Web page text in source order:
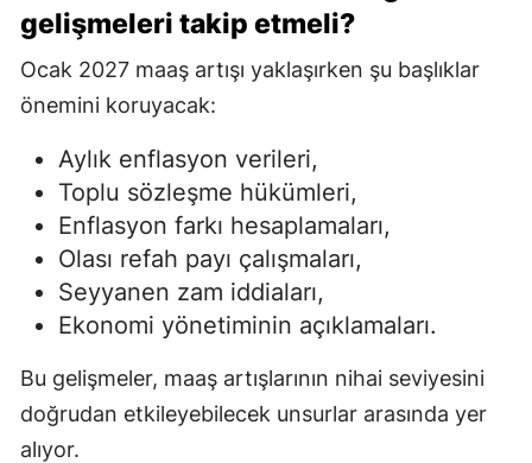
gelişmeleri takip etmeli?
Ocak 2027 maaş artışı yaklaşırken şu başlıklar
önemini koruyacak:
Aylık enflasyon verileri,
Toplu sözleşme hükümleri,
Enflasyon farkı hesaplamaları,
Olası refah payı çalışmaları,
Seyyanen zam iddiaları,
Ekonomi yönetiminin açıklamaları.
Bu gelişmeler, maaş artışlarının nihai seviyesini
doğrudan etkileyebilecek unsurlar arasında yer
alıyor.